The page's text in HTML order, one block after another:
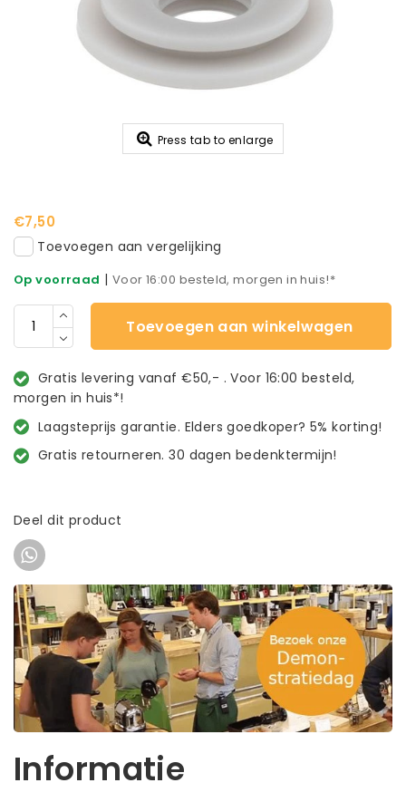
Press tab to enlarge
€7,50
Toevoegen aan vergelijking
Op voorraad | Voor 16:00 besteld, morgen in huis!*
Toevoegen aan winkelwagen
Gratis levering vanaf €50,- . Voor 16:00 besteld,
morgen in huis*!
Laagsteprijs garantie. Elders goedkoper? 5% korting!
Gratis retourneren. 30 dagen bedenktermijn!
Deel dit product
Informatie